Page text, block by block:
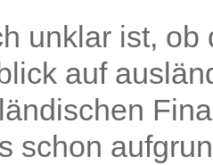
unklar ist, ob
auf
schon